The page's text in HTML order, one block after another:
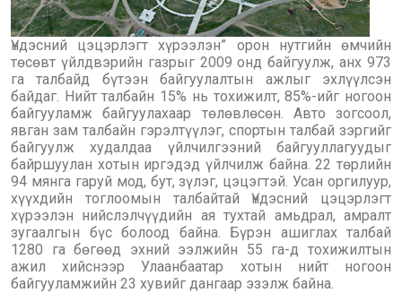
Үндэсний цэцэрлэгт хүрээлэн” орон нутгийн өмчийн
төсөвт үйлдвэрийн газрыг 2009 онд байгуулж, анх 973
га талбайд бүтээн байгуулалтын ажлыг эхлүүлсэн
байдаг. Нийт талбайн 15% нь тохижилт, 85%-ийг ногоон
байгууламж байгуулахаар төлөвлөсөн. Авто зогсоол,
явган зам талбайн гэрэлтүүлэг, спортын талбай зэргийг
байгуулж худалдаа үйлчилгээний байгууллагуудыг
байршуулан хотын иргэдэд үйлчилж байна. 22 төрлийн
94 мянга гаруй мод, бут, зүлэг, цэцэгтэй. Усан оргилуур,
хүүхдийн тоглоомын талбайтай Үндэсний цэцэрлэгт
хүрээлэн нийслэлчүүдийн ая тухтай амьдрал, амралт
зугаалгын бүс болоод байна. Бүрэн ашиглах талбай
1280 га бөгөөд эхний ээлжийн 55 га-д тохижилтын
ажил хийснээр Улаанбаатар хотын нийт ногоон
байгууламжийн 23 хувийг дангаар эзэлж байна.